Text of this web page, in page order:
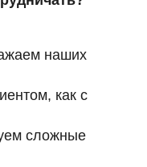
наших
как с
сложные